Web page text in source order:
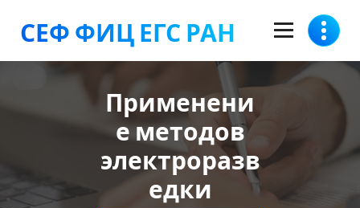
содержимому
СЕФ ФИЦ ЕГС РАН
Применени
е методов
электроразв
едки